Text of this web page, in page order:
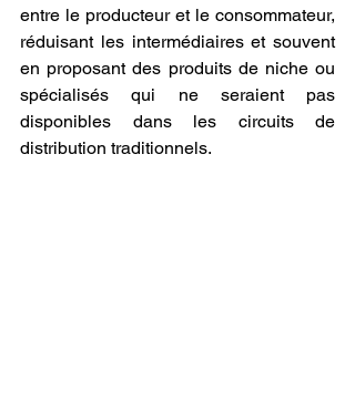
entre le producteur et le consommateur,
réduisant les intermédiaires et souvent
en proposant des produits de niche ou
spécialisés qui ne seraient pas
disponibles dans les circuits de
distribution traditionnels.